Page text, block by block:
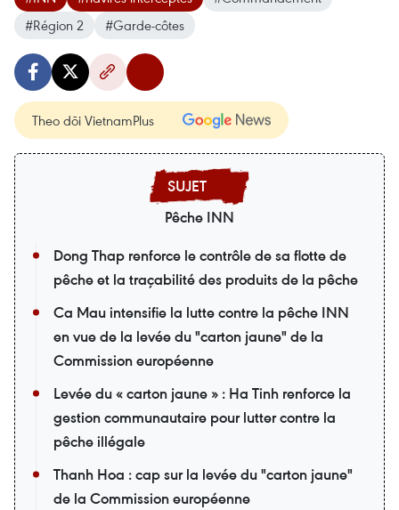
#Région 2
#Garde-côtes
Theo dõi VietnamPlus
Pêche INN
Dong Thap renforce le contrôle de sa flotte de
pêche et la traçabilité des produits de la pêche
Ca Mau intensifie la lutte contre la pêche INN
en vue de la levée du "carton jaune" de la
Commission européenne
Levée du « carton jaune » : Ha Tinh renforce la
gestion communautaire pour lutter contre la
pêche illégale
Thanh Hoa : cap sur la levée du "carton jaune"
de la Commission européenne